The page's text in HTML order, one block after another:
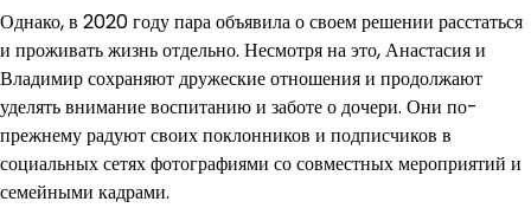
Однако, в 2020 году пара объявила о своем решении расстаться
и проживать жизнь отдельно. Несмотря на это, Анастасия и
Владимир сохраняют дружеские отношения и продолжают
уделять внимание воспитанию и заботе о дочери. Они по-
прежнему радуют своих поклонников и подписчиков в
социальных сетях фотографиями со совместных мероприятий и
семейными кадрами.